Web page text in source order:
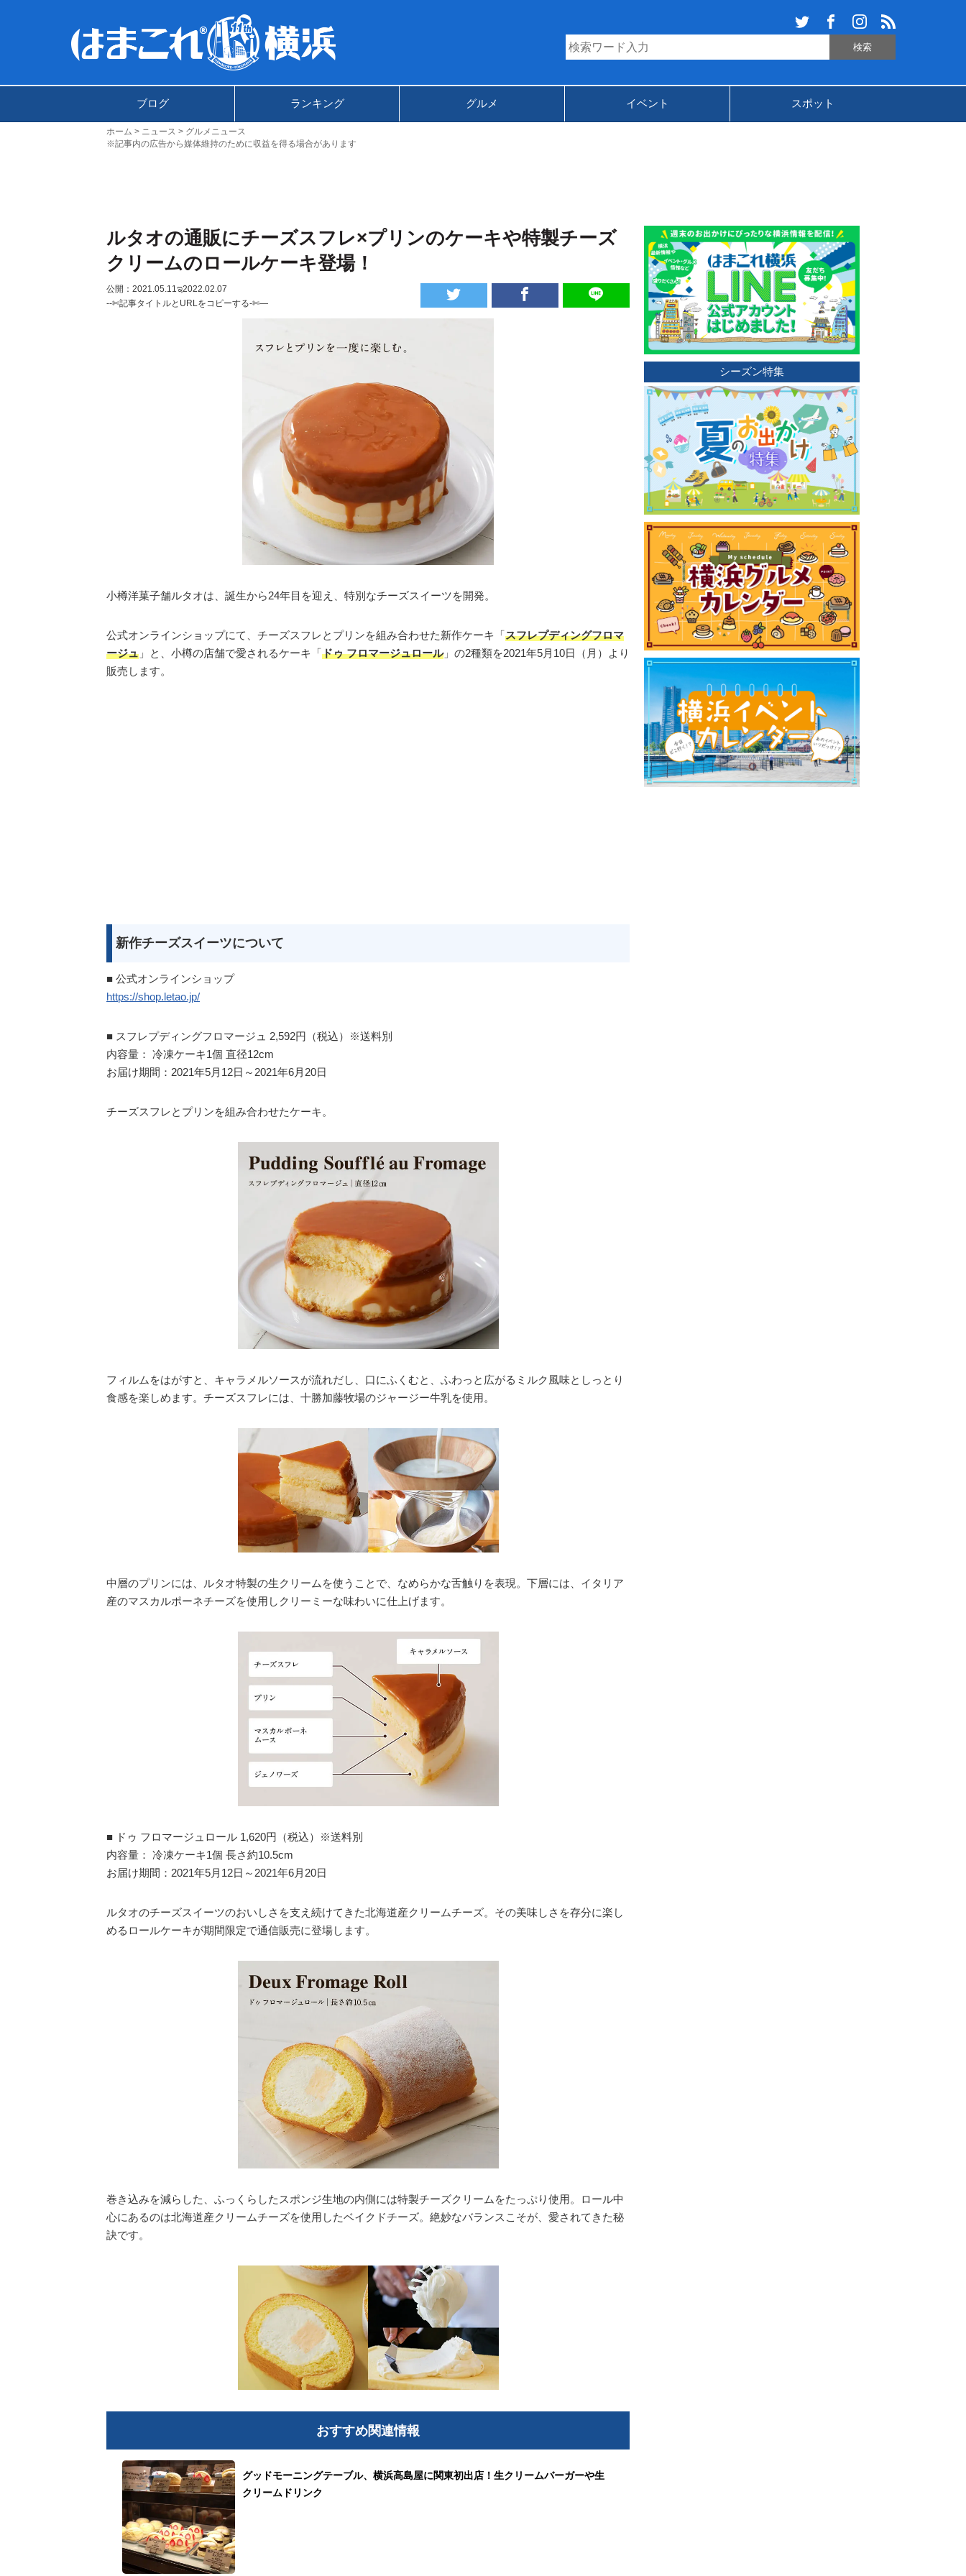
ブログ ランキング グルメ イベント スポット
ホーム ニュース
グルメニュース
※記事内の広告から媒体維持のために収益を得る場合があります
ルタオの通販にチーズスフレ×プリンのケーキや特製チーズ
クリームのロールケーキ登場！
公開：2021.05.11 ಇ2022.02.07
--✄記事タイトルとURLをコピーする-✄—
小樽洋菓子舗ルタオは、誕生から24年目を迎え、特別なチーズスイーツを開発。
公式オンラインショップにて、チーズスフレとプリンを組み合わせた新作ケーキ「スフレプディングフロマ
ージュ 」と、小樽の店舗で愛されるケーキ「ドゥ フロマージュロール」の2種類を2021年5月10日（月）より
販売します。
新作チーズスイーツについて
■ 公式オンラインショップ
https://shop.letao.jp/
■ スフレプディングフロマージュ 2,592円（税込）※送料別
内容量： 冷凍ケーキ1個 直径12cm
お届け期間：2021年5月12日～2021年6月20日
チーズスフレとプリンを組み合わせたケーキ。
フィルムをはがすと、キャラメルソースが流れだし、口にふくむと、ふわっと広がるミルク風味としっとり
食感を楽しめます。チーズスフレには、十勝加藤牧場のジャージー牛乳を使用。
中層のプリンには、ルタオ特製の生クリームを使うことで、なめらかな舌触りを表現。下層には、イタリア
産のマスカルポーネチーズを使用しクリーミーな味わいに仕上げます。
■ ドゥ フロマージュロール 1,620円（税込）※送料別
内容量： 冷凍ケーキ1個 長さ約10.5cm
お届け期間：2021年5月12日～2021年6月20日
ルタオのチーズスイーツのおいしさを支え続けてきた北海道産クリームチーズ。その美味しさを存分に楽し
めるロールケーキが期間限定で通信販売に登場します。
巻き込みを減らした、ふっくらしたスポンジ生地の内側には特製チーズクリームをたっぷり使用。ロール中
心にあるのは北海道産クリームチーズを使用したベイクドチーズ。絶妙なバランスこそが、愛されてきた秘
訣です。
おすすめ関連情報
グッドモーニングテーブル、横浜高島屋に関東初出店！生クリームバーガーや生
クリームドリンク
シーズン特集